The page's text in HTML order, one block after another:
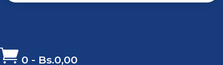
 0 - Bs.0,00